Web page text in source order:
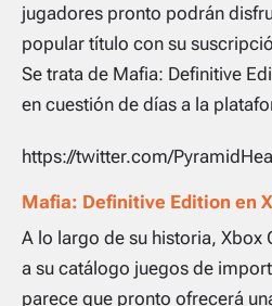
jugadores pronto podrán
popular título con su
Se trata de Mafia: Definitive
en cuestión de días a la
https://twitter.com/
Mafia: Definitive Edition en
A lo largo de su historia, Xbox
a su catálogo juegos de
parece que pronto ofrecerá